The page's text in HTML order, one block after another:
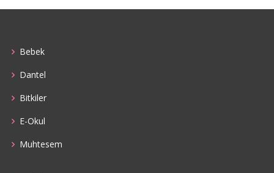
Bebek
Dantel
Bitkiler
E-Okul
Muhtesem